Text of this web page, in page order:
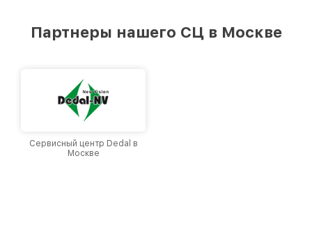
Москве, постоянно повышая уровень доверия
Партнеры нашего СЦ в Москве
Сервисный центр Dedal в
Москве